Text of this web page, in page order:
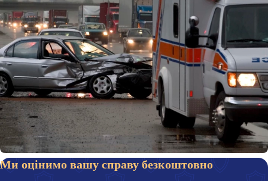
Ми оцінимо вашу справу безкоштовно